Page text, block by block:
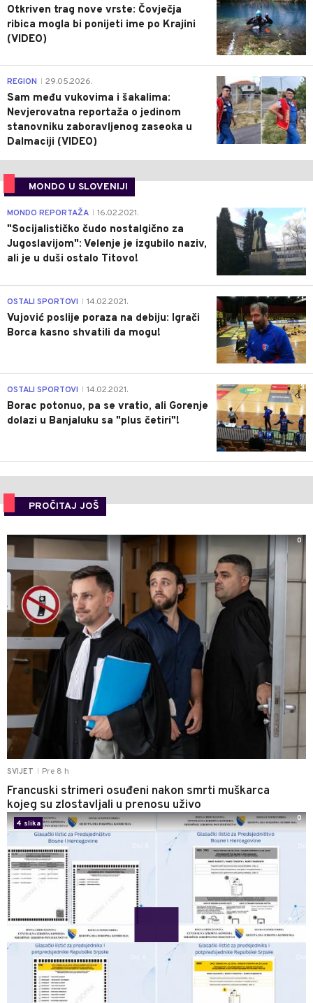
Otkriven trag nove vrste: Čovječja
ribica mogla bi ponijeti ime po Krajini
(VIDEO)
0
REGION 29.05.2026.
Sam među vukovima i šakalima:
Nevjerovatna reportaža o jedinom
stanovniku zaboravljenog zaseoka u
Dalmaciji (VIDEO)
MONDO U SLOVENIJI
4
MONDO REPORTAŽA 16.02.2021.
"Socijalističko čudo nostalgično za
Jugoslavijom": Velenje je izgubilo naziv,
ali je u duši ostalo Titovo!
1
OSTALI SPORTOVI 14.02.2021.
Vujović poslije poraza na debiju: Igrači
Borca kasno shvatili da mogu!
3
OSTALI SPORTOVI 14.02.2021.
Borac potonuo, pa se vratio, ali Gorenje
dolazi u Banjaluku sa "plus četiri"!
PROČITAJ JOŠ
SVIJET Pre 8 h
Francuski strimeri osuđeni nakon smrti muškarca
kojeg su zlostavljali u prenosu uživo
0
4 slika
0